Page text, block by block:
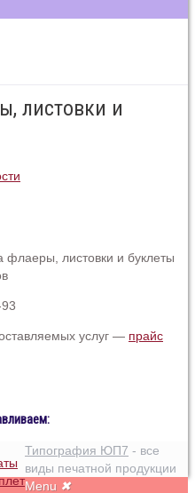
листовки и
листовки и буклеты
услуг — прайс
Типография ЮП7 - все
виды печатной продукции
Menu ✖